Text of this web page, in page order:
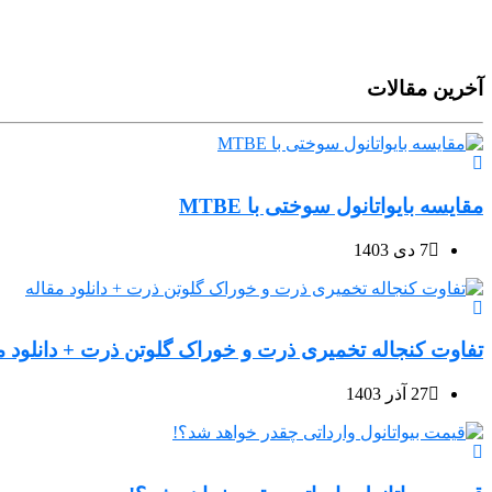
آخرین مقالات
مقایسه بایواتانول سوختی با MTBE
7 دی 1403
تفاوت کنجاله تخمیری ذرت و خوراک گلوتن ذرت + دانلود
27 آذر 1403